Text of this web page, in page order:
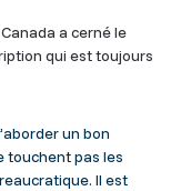
a cerné le
qui est toujours
un bon
touchent pas les
Il est